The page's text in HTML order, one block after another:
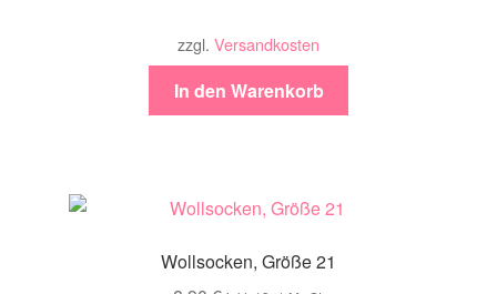
zzgl. Versandkosten
In den Warenkorb
Wollsocken, Größe 21